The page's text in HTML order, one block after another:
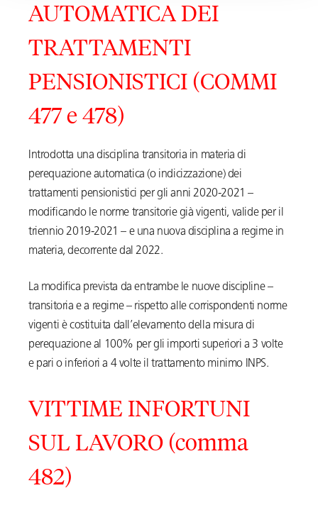
AUTOMATICA DEI
TRATTAMENTI
PENSIONISTICI (COMMI
477 e 478)
Introdotta una disciplina transitoria in materia di
perequazione automatica (o indicizzazione) dei
trattamenti pensionistici per gli anni 2020-2021 –
modificando le norme transitorie già vigenti, valide per il
triennio 2019-2021 – e una nuova disciplina a regime in
materia, decorrente dal 2022.
La modifica prevista da entrambe le nuove discipline –
transitoria e a regime – rispetto alle corrispondenti norme
vigenti è costituita dall’elevamento della misura di
perequazione al 100% per gli importi superiori a 3 volte
e pari o inferiori a 4 volte il trattamento minimo INPS.
VITTIME INFORTUNI
SUL LAVORO (comma
482)